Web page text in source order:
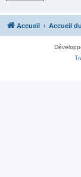
Accueil Accueil